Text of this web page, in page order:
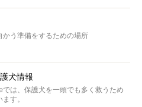
かう準備をするための場所
犬情報
は、保護犬を一頭でも多く救うため
す。